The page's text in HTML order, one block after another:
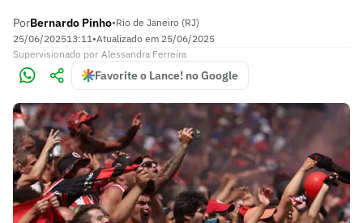
PorBernardo Pinho•Rio de Janeiro (RJ)
25/06/202513:11•Atualizado em 25/06/2025
Supervisionado por Alessandra Ferreira
Favorite o Lance! no Google